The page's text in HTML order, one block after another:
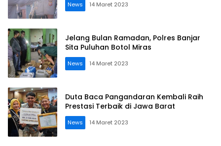
News 14 Maret 2023
Jelang Bulan Ramadan, Polres Banjar
Sita Puluhan Botol Miras
News 14 Maret 2023
Duta Baca Pangandaran Kembali Raih
Prestasi Terbaik di Jawa Barat
News 14 Maret 2023